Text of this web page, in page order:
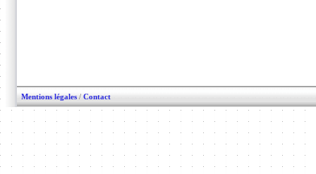
Mentions légales / Contact